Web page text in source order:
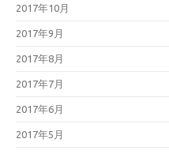
2017年10月
2017年9月
2017年8月
2017年7月
2017年6月
2017年5月